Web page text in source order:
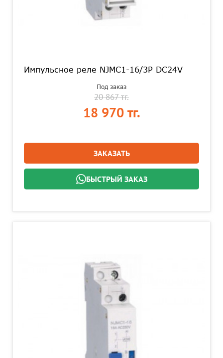
Импульсное реле NJMC1-16/3P DC24V
Под заказ
20 867 тг.
18 970 тг.
ЗАКАЗАТЬ
БЫСТРЫЙ ЗАКАЗ